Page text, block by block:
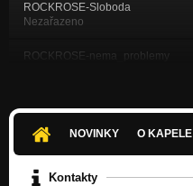
ROCKROSE-Sloboda
Nezařazeno
ROCKROSE-nema_problemy
Láska
Nezařazeno
NOVINKY O KAPELE
Kontakty